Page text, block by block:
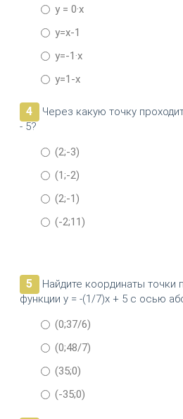
у = 0·х
y=x-1
y=-1·x
y=1-x
4
Через какую точку
- 5?
(2;-3)
(1;-2)
(2;-1)
(-2;11)
5
Найдите координаты точки
функции у = -(1/7)х + 5 с осью
(0;37/6)
(0;48/7)
(35;0)
(-35;0)